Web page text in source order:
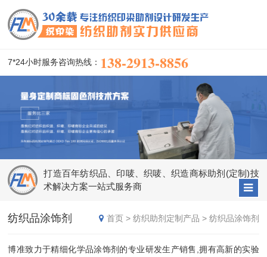
7*24小时服务咨询热线： 138-2913-8856
打造百年纺织品、印唛、织唛、织造商标助剂(定制)技
术解决方案一站式服务商
纺织品涂饰剂 首页> 纺织助剂定制产品 > 纺织品涂饰剂
博准致力于精细化学品涂饰剂的专业研发生产销售,拥有高新的实验